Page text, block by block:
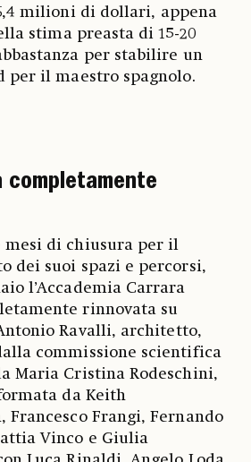
milioni di dollari, appena
stima preasta di 15-20
per stabilire un
per il maestro spagnolo.
completamente
mesi di chiusura per il
dei suoi spazi e percorsi,
l’Accademia Carrara
rinnovata su
Ravalli, architetto,
commissione scientifica
Maria Cristina Rodeschini,
da Keith
Francesco Frangi, Fernando
Vinco e Giulia